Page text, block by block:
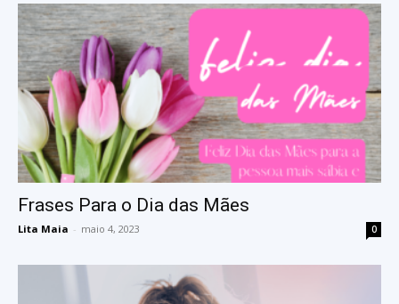
Frases Para o Dia das Mães
Lita Maia - maio 4, 2023 0